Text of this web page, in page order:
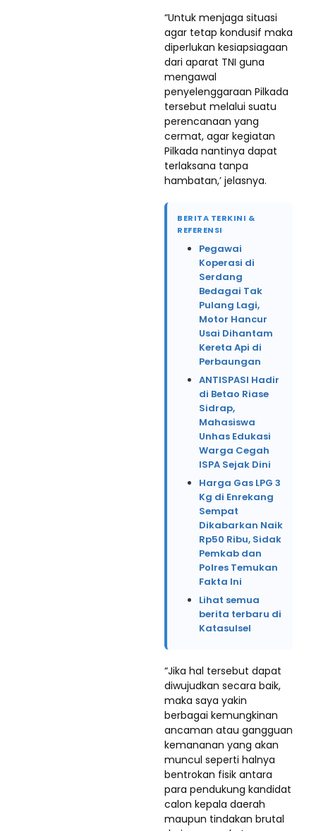
“Untuk menjaga situasi
agar tetap kondusif maka
diperlukan kesiapsiagaan
dari aparat TNI guna
mengawal
penyelenggaraan Pilkada
tersebut melalui suatu
perencanaan yang
cermat, agar kegiatan
Pilkada nantinya dapat
terlaksana tanpa
hambatan,’ jelasnya.
BERITA TERKINI &
REFERENSI
Pegawai
Koperasi di
Serdang
Bedagai Tak
Pulang Lagi,
Motor Hancur
Usai Dihantam
Kereta Api di
Perbaungan
ANTISPASI Hadir
di Betao Riase
Sidrap,
Mahasiswa
Unhas Edukasi
Warga Cegah
ISPA Sejak Dini
Harga Gas LPG 3
Kg di Enrekang
Sempat
Dikabarkan Naik
Rp50 Ribu, Sidak
Pemkab dan
Polres Temukan
Fakta Ini
Lihat semua
berita terbaru di
Katasulsel
“Jika hal tersebut dapat
diwujudkan secara baik,
maka saya yakin
berbagai kemungkinan
ancaman atau gangguan
kemananan yang akan
muncul seperti halnya
bentrokan fisik antara
para pendukung kandidat
calon kepala daerah
maupun tindakan brutal